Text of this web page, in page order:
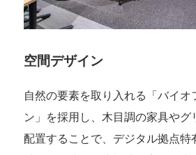
空間デザイン
自然の要素を取り入れる「バイオ
ン」を採用し、木目調の家具やグ
配置することで、デジタル拠点特